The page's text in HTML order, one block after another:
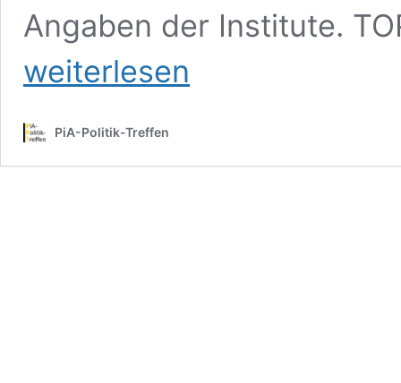
Angaben der Institute.
weiterlesen
PiA-Politik-Treffen